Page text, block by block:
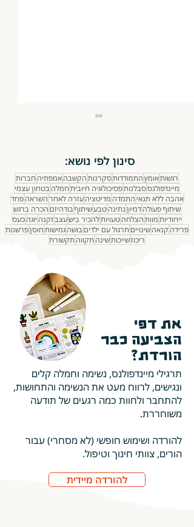
נתינה ואכפתיות
סינון לפי נושא:
רגשותאומץהתמודדותסקרנותהקשבהאמפתיה חברות
מיינדפולנססבלנותפסיכולוגיה חיוביתחמלהבטחון עצמי
אהבה ללא תנאי התמדה מדיטציה עזרה לאחרהשראה פחד
שיתוף פעולהדמיוןנתינהטבעשיתוףבודהיזםהכרה ברגש
ייחודיותמוותהצלחהטעויותלהכיר בישעצבזקנה יוגהכעס
פרידה קנאהשינוייםתרגול עם ילדיםבושהגמישותחוסןפרשנות
ריכוזשייכותשינה תקווה תקשורת
את דפי
הצביעה כבר
הורדת?
תרגילי מיינדפולנס, נשימה וחמלה קלים
ונגישים, לרווח מעט את הנשימה והתחושות,
להתחבר ולחוות כמה רגעים של תודעה
משוחררת.
להורדה ושימוש חופשי (לא מסחרי) עבור
הורים, צוותי חינוך וטיפול.
להורדה מיידית